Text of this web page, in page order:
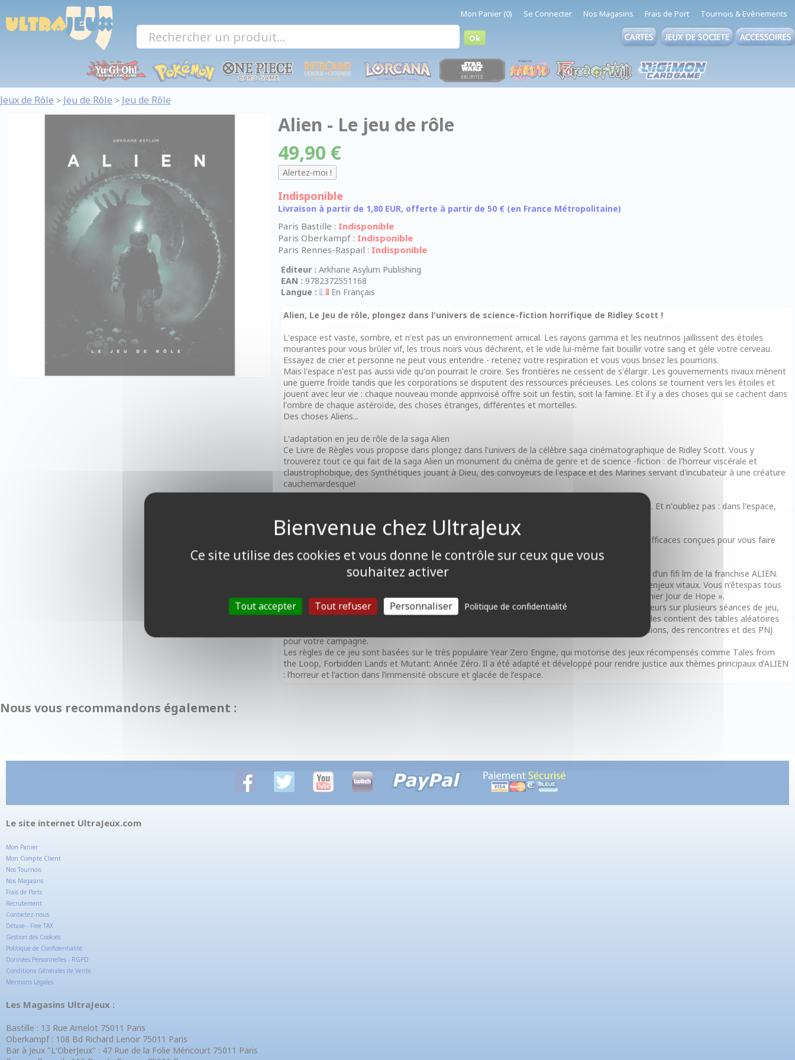
Mon Panier (0) Se Connecter Nos Magasins Frais de Port Tournois & Evènements
Jeux de Rôle > Jeu de Rôle > Jeu de Rôle
Alien - Le jeu de rôle
49,90 €
Indisponible
Livraison à partir de 1,80 EUR, offerte à partir de 50 € (en France Métropolitaine)
Paris Bastille : Indisponible
Paris Oberkampf : Indisponible
Paris Rennes-Raspail : Indisponible
Editeur : Arkhane Asylum Publishing
EAN : 9782372551168
Langue :
En Français
Alien, Le Jeu de rôle, plongez dans l'univers de science-fiction horrifique de Ridley Scott !
L'espace est vaste, sombre, et n'est pas un environnement amical. Les rayons gamma et les neutrinos jaillissent des étoiles
mourantes pour vous brûler vif, les trous noirs vous déchirent, et le vide lui-même fait bouillir votre sang et gèle votre cerveau.
Essayez de crier et personne ne peut vous entendre - retenez votre respiration et vous vous brisez les poumons.
Mais l'espace n'est pas aussi vide qu'on pourrait le croire. Ses frontières ne cessent de s'élargir. Les gouvernements rivaux mènent
une guerre froide tandis que les corporations se disputent des ressources précieuses. Les colons se tournent vers les étoiles et
jouent avec leur vie : chaque nouveau monde apprivoisé offre soit un festin, soit la famine. Et il y a des choses qui se cachent dans
l'ombre de chaque astéroïde, des choses étranges, différentes et mortelles.
Des choses Aliens...
L'adaptation en jeu de rôle de la saga Alien
Ce Livre de Règles vous propose dans plongez dans l'univers de la célèbre saga cinématographique de Ridley Scott. Vous y
trouverez tout ce qui fait de la saga Alien un monument du cinéma de genre et de science -fiction : de l'horreur viscérale et
claustrophobique, des Synthétiques jouant à Dieu, des convoyeurs de l'espace et des Marines servant d'incubateur à une créature
cauchemardesque!
Découvrez un univers dur, sombre et impitoyable dans lequel vous êtes tout sauf irremplaçable. Et n'oubliez pas : dans l'espace,
personne ne vous entendra crier...
Ce livre, richement illustré, présente le monde d’ALIEN en 2183, ainsi que des règles brèves et efficaces conçues pour vous faire
vivre une expérience intense dans cet univers. Le jeu comprend deux modes distincts :
Le Mode Cinéma se base sur des scénarios rédigés pour reproduire le déroulement dramatique d’un fifi lm de la franchise ALIEN.
Conçu pour une seule séance de jeu, ce mode rapide et brutal met l’accent sur l’urgence et les enjeux vitaux. Vous n’êtespas tous
censés survivre. Le livre de base contient un scénario d’introduction en Mode Cinéma, « Le Dernier Jour de Hope ».
Le Mode Campagne est conçu pour jouer en continu avec la même équipe de personnages joueurs sur plusieurs séances de jeu,
afin d’explorer librement l’univers d’ALIEN dans un environnement en bac à sable. Ce livre de règles contient des tables aléatoires
et d’autres outils qui vous permettront de créer des systèmes stellaires, des colonies, des missions, des rencontres et des PNJ
pour votre campagne.
Les règles de ce jeu sont basées sur le très populaire Year Zero Engine, qui motorise des jeux récompensés comme Tales from
the Loop, Forbidden Lands et Mutant: Année Zéro. Il a été adapté et développé pour rendre justice aux thèmes principaux d’ALIEN
: l’horreur et l’action dans l’immensité obscure et glacée de l’espace.
Nous vous recommandons également :
Le site internet UltraJeux.com
Mon Panier
Mon Compte Client
Nos Tournois
Nos Magasins
Frais de Ports
Recrutement
Contactez-nous
Détaxe - Free TAX
Gestion des Cookies
Politique de Confidentialité
Données Personnelles - RGPD
Conditions Générales de Vente
Mentions Légales
Les Magasins UltraJeux :
Bastille : 13 Rue Amelot 75011 Paris
Oberkampf : 108 Bd Richard Lenoir 75011 Paris
Bar à Jeux "L'OberJeux" : 47 Rue de la Folie Méricourt 75011 Paris
Panneau de gestion des cookies
Ce site utilise des cookies et vous donne le contrôle sur ceux que vous
souhaitez activer
Tout accepter Tout refuser Personnaliser Politique de confidentialité